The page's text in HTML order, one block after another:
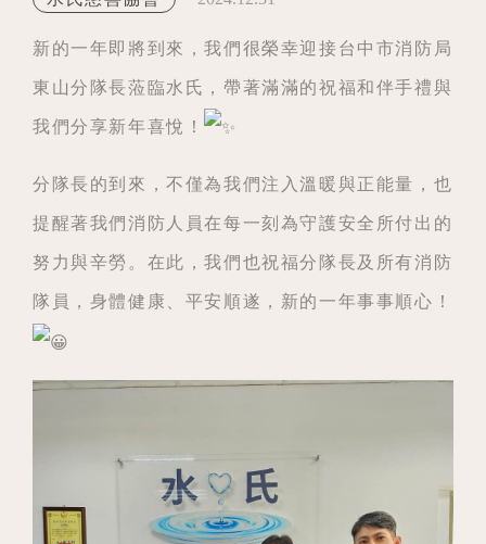
新的一年即將到來，我們很榮幸迎接台中市消防局
東山分隊長蒞臨水氏，帶著滿滿的祝福和伴手禮與
我們分享新年喜悅！
分隊長的到來，不僅為我們注入溫暖與正能量，也
提醒著我們消防人員在每一刻為守護安全所付出的
努力與辛勞。在此，我們也祝福分隊長及所有消防
隊員，身體健康、平安順遂，新的一年事事順心！